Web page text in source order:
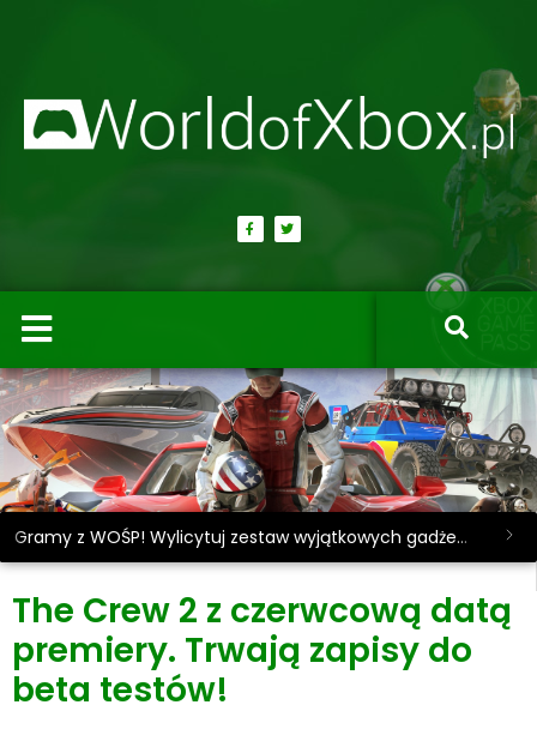
Gramy z WOŚP! Wylicytuj zestaw wyjątkowych gadżetów.
The Crew 2 z czerwcową datą
premiery. Trwają zapisy do
beta testów!